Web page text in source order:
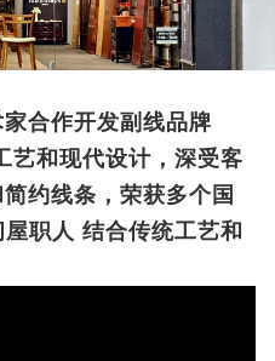
合作开发副线品牌
和现代设计，深受客
约线条，荣获多个国
职人 结合传统工艺和